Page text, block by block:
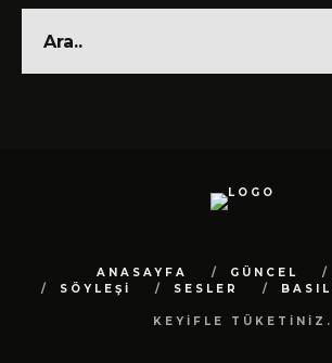
ANASAYFA GÜNCEL
SÖYLEŞİ
SESLER BASILI
KEYİFLE TÜKETİNİZ.